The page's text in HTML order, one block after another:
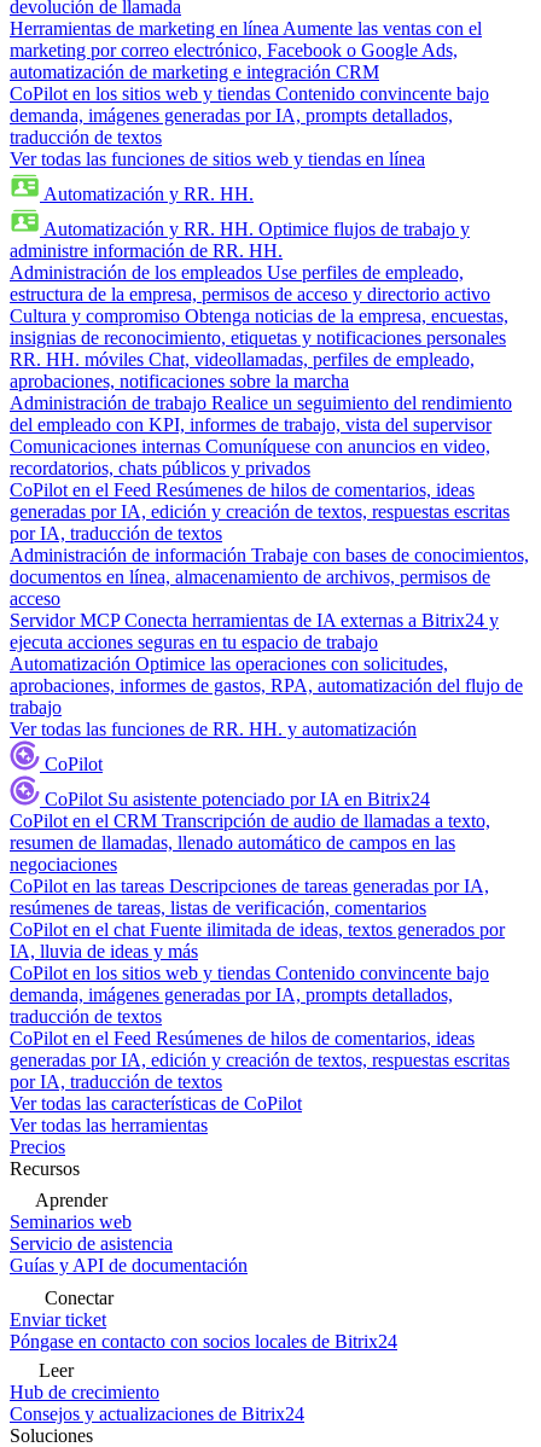
devolución de llamada
Herramientas de marketing en línea Aumente las ventas con el
marketing por correo electrónico, Facebook o Google Ads,
automatización de marketing e integración CRM
CoPilot en los sitios web y tiendas Contenido convincente bajo
demanda, imágenes generadas por IA, prompts detallados,
traducción de textos
Ver todas las funciones de sitios web y tiendas en línea
Automatización y RR. HH.
Automatización y RR. HH. Optimice flujos de trabajo y
administre información de RR. HH.
Administración de los empleados Use perfiles de empleado,
estructura de la empresa, permisos de acceso y directorio activo
Cultura y compromiso Obtenga noticias de la empresa, encuestas,
insignias de reconocimiento, etiquetas y notificaciones personales
RR. HH. móviles Chat, videollamadas, perfiles de empleado,
aprobaciones, notificaciones sobre la marcha
Administración de trabajo Realice un seguimiento del rendimiento
del empleado con KPI, informes de trabajo, vista del supervisor
Comunicaciones internas Comuníquese con anuncios en video,
recordatorios, chats públicos y privados
CoPilot en el Feed Resúmenes de hilos de comentarios, ideas
generadas por IA, edición y creación de textos, respuestas escritas
por IA, traducción de textos
Administración de información Trabaje con bases de conocimientos,
documentos en línea, almacenamiento de archivos, permisos de
acceso
Servidor MCP Conecta herramientas de IA externas a Bitrix24 y
ejecuta acciones seguras en tu espacio de trabajo
Automatización Optimice las operaciones con solicitudes,
aprobaciones, informes de gastos, RPA, automatización del flujo de
trabajo
Ver todas las funciones de RR. HH. y automatización
CoPilot
CoPilot Su asistente potenciado por IA en Bitrix24
CoPilot en el CRM Transcripción de audio de llamadas a texto,
resumen de llamadas, llenado automático de campos en las
negociaciones
CoPilot en las tareas Descripciones de tareas generadas por IA,
resúmenes de tareas, listas de verificación, comentarios
CoPilot en el chat Fuente ilimitada de ideas, textos generados por
IA, lluvia de ideas y más
CoPilot en los sitios web y tiendas Contenido convincente bajo
demanda, imágenes generadas por IA, prompts detallados,
traducción de textos
CoPilot en el Feed Resúmenes de hilos de comentarios, ideas
generadas por IA, edición y creación de textos, respuestas escritas
por IA, traducción de textos
Ver todas las características de CoPilot
Ver todas las herramientas
Precios
Recursos
Aprender
Seminarios web
Servicio de asistencia
Guías y API de documentación
Conectar
Enviar ticket
Póngase en contacto con socios locales de Bitrix24
Leer
Hub de crecimiento
Consejos y actualizaciones de Bitrix24
Soluciones